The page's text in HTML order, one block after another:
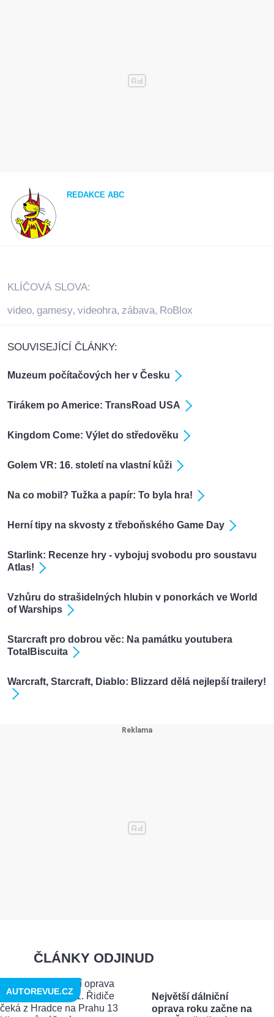
REDAKCE ABC
KLÍČOVÁ SLOVA:
video, gamesy, videohra, zábava, RoBlox
SOUVISEJÍCÍ ČLÁNKY:
Muzeum počítačových her v Česku
Tirákem po Americe: TransRoad USA
Kingdom Come: Výlet do středověku
Golem VR: 16. století na vlastní kůži
Na co mobil? Tužka a papír: To byla hra!
Herní tipy na skvosty z třeboňského Game Day
Starlink: Recenze hry - vybojuj svobodu pro soustavu
Atlas!
Vzhůru do strašidelných hlubin v ponorkách ve World
of Warships
Starcraft pro dobrou věc: Na památku youtubera
TotalBiscuita
Warcraft, Starcraft, Diablo: Blizzard dělá nejlepší trailery!
ČLÁNKY ODJINUD
Největší dálniční
oprava roku začne na
AUTOREVUE.CZ